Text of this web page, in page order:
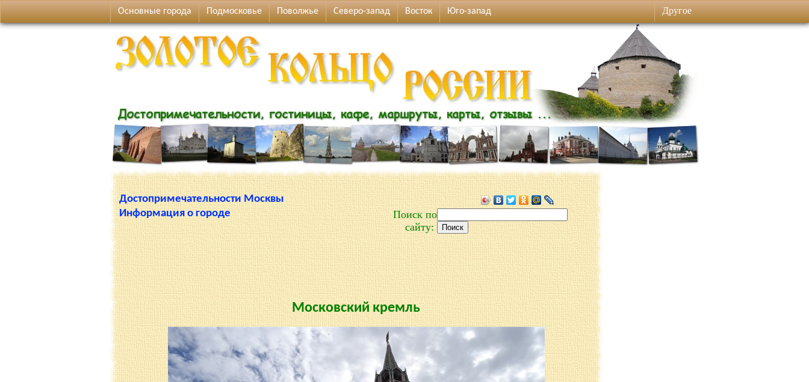
Основные города Подмосковье Поволжье Северо-запад Восток Юго-запад Другое
Достопримечательности Москвы
Информация о городе
Поиск по
сайту:
Московский кремль